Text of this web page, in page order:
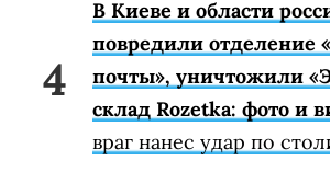
В Киеве и области
повредили отделение
почты», уничтожили
склад Rozetka: фото и
враг нанес удар по